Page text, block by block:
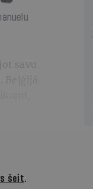
savu
šeit.